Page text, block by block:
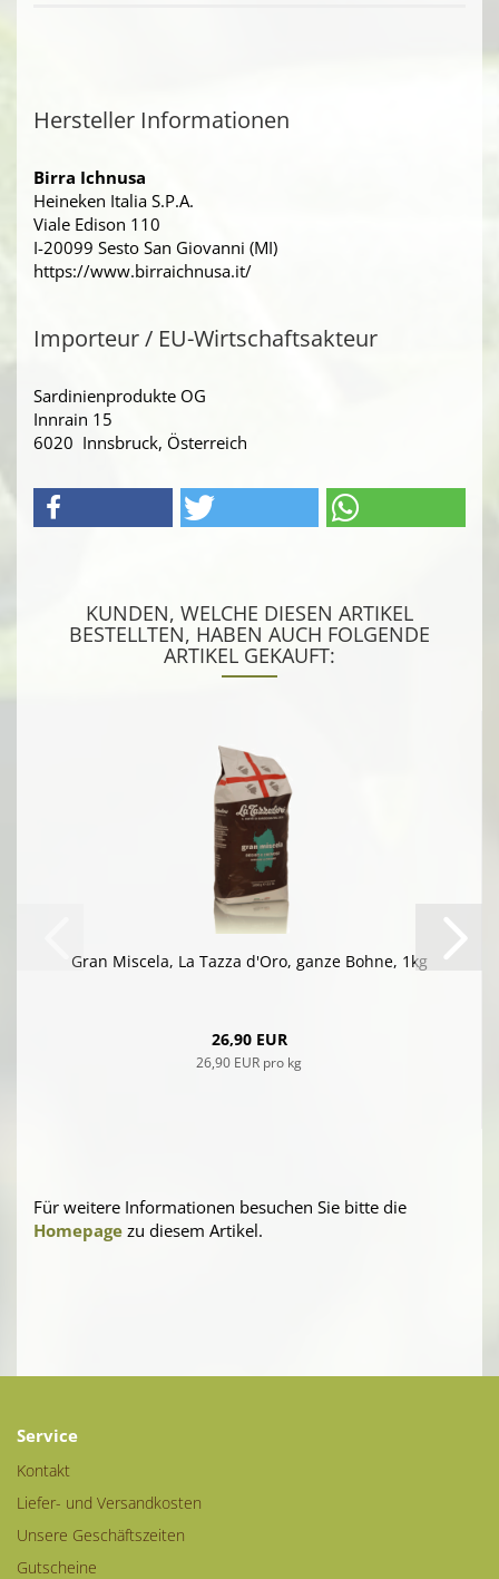
Hersteller Informationen
Birra Ichnusa
Heineken Italia S.P.A.
Viale Edison 110
I-20099 Sesto San Giovanni (MI)
https://www.birraichnusa.it/
Importeur / EU-Wirtschaftsakteur
Sardinienprodukte OG
Innrain 15
6020 Innsbruck, Österreich
KUNDEN, WELCHE DIESEN ARTIKEL
BESTELLTEN, HABEN AUCH FOLGENDE
ARTIKEL GEKAUFT:
Gran Miscela, La Tazza d'Oro, ganze Bohne, 1kg
26,90 EUR
26,90 EUR pro kg
Für weitere Informationen besuchen Sie bitte die
Homepage zu diesem Artikel.
Service
Kontakt
Liefer- und Versandkosten
Unsere Geschäftszeiten
Gutscheine